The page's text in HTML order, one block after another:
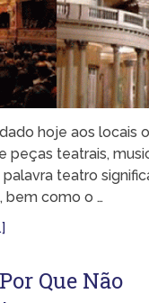
hoje aos locais
peças teatrais,
teatro
bem como o …
Que Não